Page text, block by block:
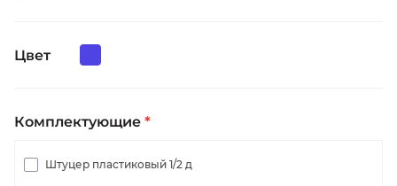
Цвет
Комплектующие *
Штуцер пластиковый 1/2 д